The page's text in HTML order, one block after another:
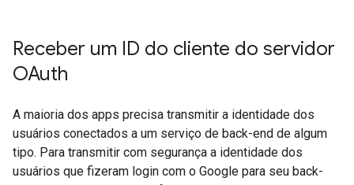
Receber um ID do cliente do servidor
OAuth
A maioria dos apps precisa transmitir a identidade dos
usuários conectados a um serviço de back-end de algum
tipo. Para transmitir com segurança a identidade dos
usuários que fizeram login com o Google para seu back-